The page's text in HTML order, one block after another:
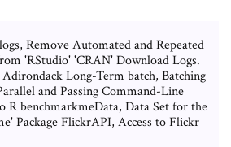
Remove Automated and Repeated
'RStudio' 'CRAN' Download Logs.
Long-Term batch, Batching
and Passing Command-Line
R benchmarkmeData, Data Set for the
Package FlickrAPI, Access to Flickr